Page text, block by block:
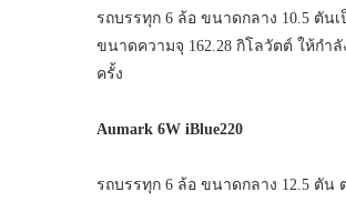
รถบรรทุก 6 ล้อ ขนาดกลาง 10.5 ตัน
ขนาดความจุ 162.28 กิโลวัตต์ ให้กำลั
ครั้ง
Aumark 6W iBlue220
รถบรรทุก 6 ล้อ ขนาดกลาง 12.5 ตัน